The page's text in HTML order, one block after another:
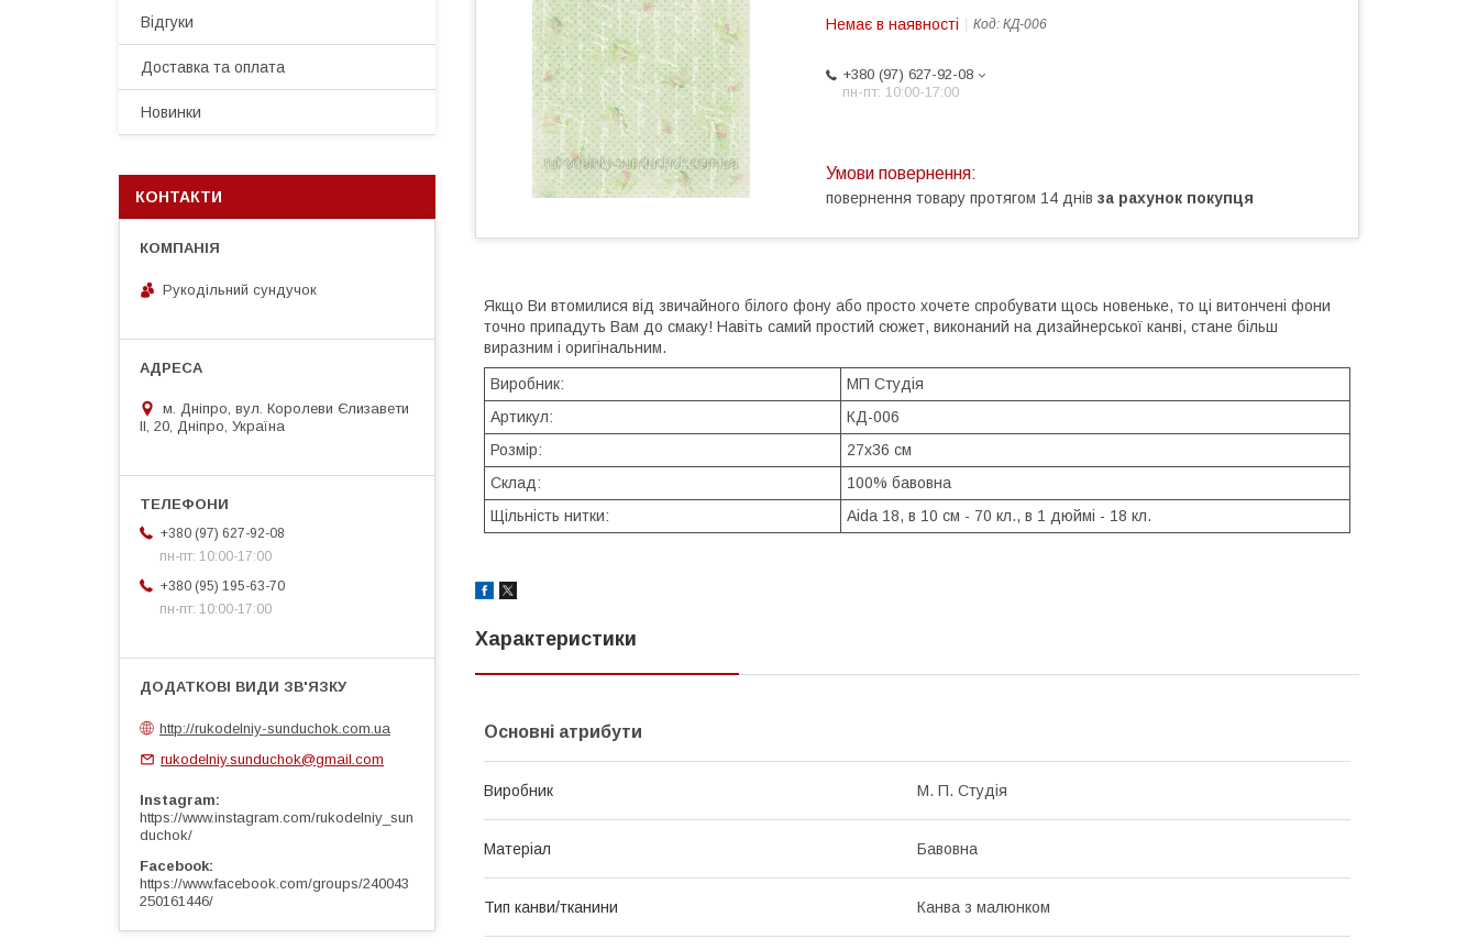
Немає в наявності Код: КД-006
+380 (97) 627-92-08
пн-пт: 10:00-17:00
повернення товару протягом 14 днів за рахунок покупця
Якщо Ви втомилися від звичайного білого фону або просто хочете спробувати щось новеньке, то ці витончені фони
точно припадуть Вам до смаку! Навіть самий простий сюжет, виконаний на дизайнерської канві, стане більш
виразним і оригінальним.
Виробник:
МП Студія
Артикул:
КД-006
Розмір:
27х36 см
Склад:
100% бавовна
Щільність нитки:
Aida 18, в 10 см - 70 кл., в 1 дюймі - 18 кл.
Характеристики
Основні атрибути
Виробник М. П. Студія
Матеріал Бавовна
Тип канви/тканини Канва з малюнком
Відгуки
Доставка та оплата
Новинки
КОНТАКТИ
Рукодільний сундучок
м. Дніпро, вул. Королеви Єлизавети
ІІ, 20, Дніпро, Україна
+380 (97) 627-92-08
пн-пт: 10:00-17:00
+380 (95) 195-63-70
пн-пт: 10:00-17:00
http://rukodelniy-sunduchok.com.ua
rukodelniy.sunduchok@gmail.com
Instagram
https://www.instagram.com/rukodelniy_sun
duchok/
Facebook
https://www.facebook.com/groups/240043
250161446/